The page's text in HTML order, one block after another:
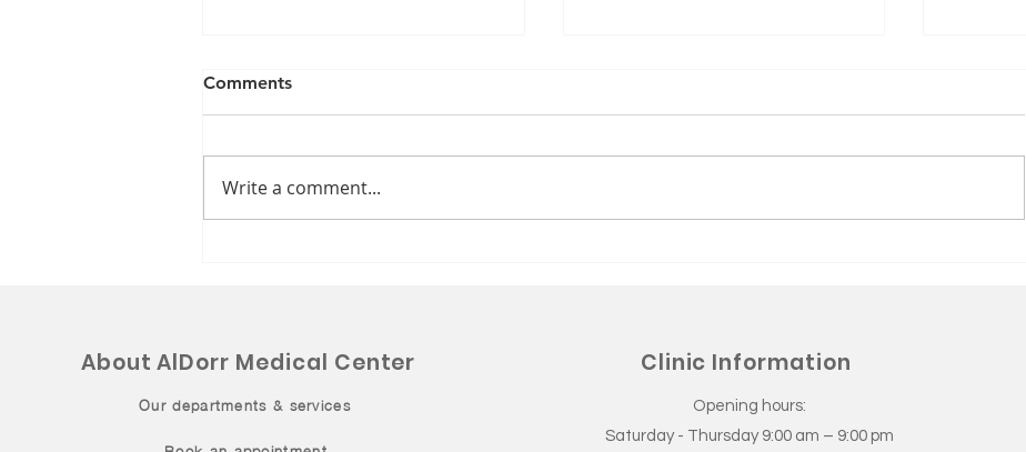
الصداع النصفي (الشقيقة)
Comments
Write a comment...
About AlDorr Medical Center
Our departments & services
Clinic Information
Opening hours:
Saturday - Thursday 9:00 am – 9:00 pm